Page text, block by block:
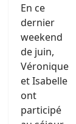
En ce
dernier
weekend
de juin,
Véronique
et Isabelle
ont
participé